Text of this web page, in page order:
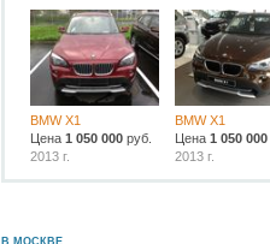
BMW X1
Цена1 050 000 руб.
2013 г.
BMW X1
Цена1 050 000
2013 г.
В МОСКВЕ